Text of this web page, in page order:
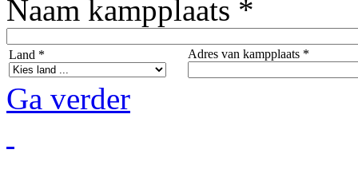
Naam kampplaats *
Land * Adres van kampplaats *
Ga verder